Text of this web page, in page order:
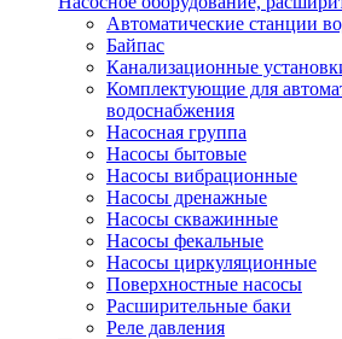
Автоматические станции
Байпас
Канализационные
Комплектующие для
водоснабжения
Насосная группа
Насосы бытовые
Насосы вибрационные
Насосы дренажные
Насосы скважинные
Насосы фекальные
Насосы циркуляционные
Поверхностные насосы
Расширительные баки
Реле давления